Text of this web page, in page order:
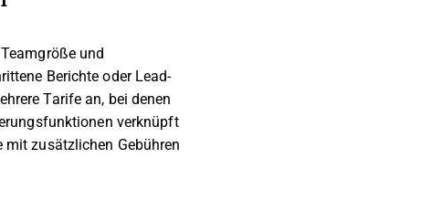
und
Berichte oder Lead-
Tarife an, bei denen
verknüpft
zusätzlichen Gebühren